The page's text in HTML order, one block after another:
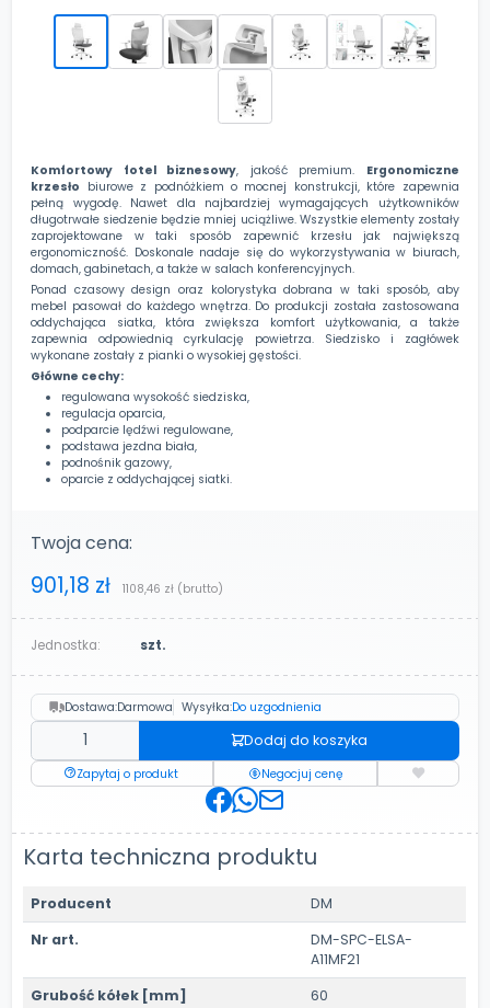
Komfortowy fotel biznesowy, jakość premium. Ergonomiczne
krzesło biurowe z podnóżkiem o mocnej konstrukcji, które zapewnia
pełną wygodę. Nawet dla najbardziej wymagających użytkowników
długotrwałe siedzenie będzie mniej uciążliwe. Wszystkie elementy zostały
zaprojektowane w taki sposób zapewnić krzesłu jak największą
ergonomiczność. Doskonale nadaje się do wykorzystywania w biurach,
domach, gabinetach, a także w salach konferencyjnych.
Ponad czasowy design oraz kolorystyka dobrana w taki sposób, aby
mebel pasował do każdego wnętrza. Do produkcji została zastosowana
oddychająca siatka, która zwiększa komfort użytkowania, a także
zapewnia odpowiednią cyrkulację powietrza. Siedzisko i zagłówek
wykonane zostały z pianki o wysokiej gęstości.
Główne cechy:
regulowana wysokość siedziska,
regulacja oparcia,
podparcie lędźwi regulowane,
podstawa jezdna biała,
podnośnik gazowy,
oparcie z oddychającej siatki.
Twoja cena:
901,18 zł 1108,46 zł (brutto)
Jednostka: szt.
Dostawa:Darmowa Wysyłka:Do uzgodnienia
Dodaj do koszyka
Zapytaj o produkt Negocjuj cenę
Karta techniczna produktu
Producent
DM
Nr art.
DM-SPC-ELSA-
A11MF21
Grubość kółek [mm]
60